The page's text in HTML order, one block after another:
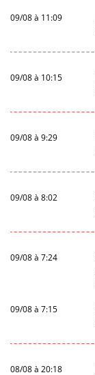
09/08 à 11:09
09/08 à 10:15
09/08 à 9:29
09/08 à 8:02
09/08 à 7:24
09/08 à 7:15
08/08 à 20:18